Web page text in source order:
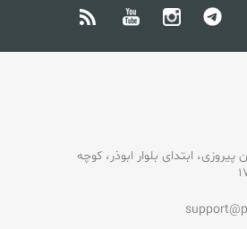
پیروزی، ابتدای بلوار ابوذر، کوچه